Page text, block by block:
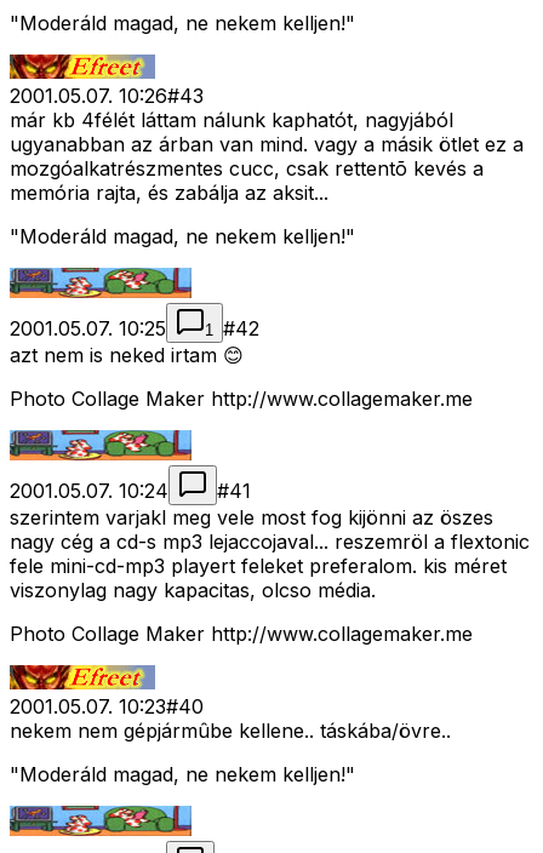
"Moderáld magad, ne nekem kelljen!"
2001.05.07. 10:26#43
már kb 4félét láttam nálunk kaphatót, nagyjából
ugyanabban az árban van mind. vagy a másik ötlet ez a
mozgóalkatrészmentes cucc, csak rettentõ kevés a
memória rajta, és zabálja az aksit...
"Moderáld magad, ne nekem kelljen!"
2001.05.07. 10:25 1 #42
azt nem is neked irtam 😊
Photo Collage Maker http://www.collagemaker.me
2001.05.07. 10:24 #41
szerintem varjakl meg vele most fog kijönni az öszes
nagy cég a cd-s mp3 lejaccojaval... reszemröl a flextonic
fele mini-cd-mp3 playert feleket preferalom. kis méret
viszonylag nagy kapacitas, olcso média.
Photo Collage Maker http://www.collagemaker.me
2001.05.07. 10:23#40
nekem nem gépjármûbe kellene.. táskába/övre..
"Moderáld magad, ne nekem kelljen!"